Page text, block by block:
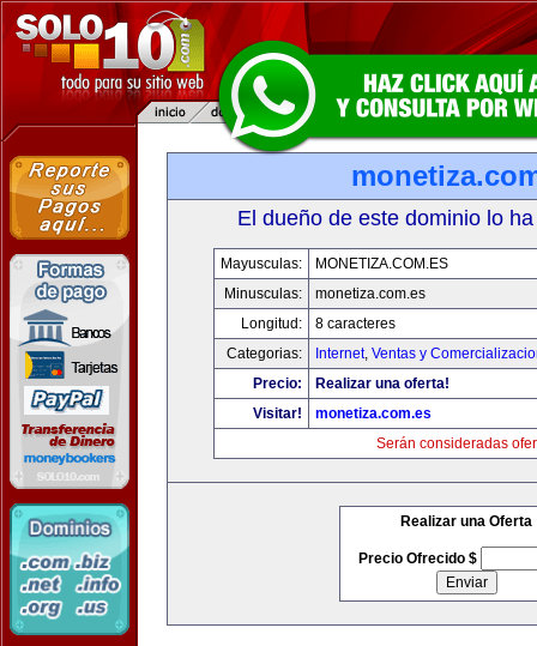
El dueño de este dominio lo
Mayusculas:
MONETIZA.COM.ES
Minusculas:
monetiza.com.es
Longitud:
8 caracteres
Categorias:
Internet, Ventas y
Precio:
Realizar una oferta!
Visitar!
monetiza.com.es
Serán consideradas
Realizar una Oferta
Precio Ofrecido $